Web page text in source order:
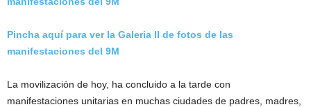
Pincha aquí para ver la Galeria II de fotos de las
manifestaciones del 9M
La movilización de hoy, ha concluido a la tarde con
manifestaciones unitarias en muchas ciudades de padres, madres,